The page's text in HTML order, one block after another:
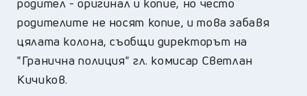
родителите не носят копие, и това забавя
цялата колона, съобщи директорът на
"Гранична полиция" гл. комисар Светлан
Кичиков.